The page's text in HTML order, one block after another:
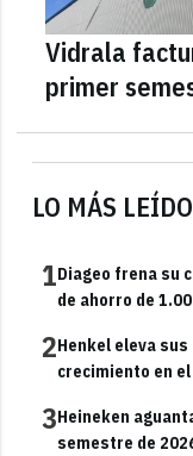
LO MÁS
1Diageo frena su
de ahorro de
2Henkel eleva
crecimiento en
3Heineken
semestre de
Vidrala
primer